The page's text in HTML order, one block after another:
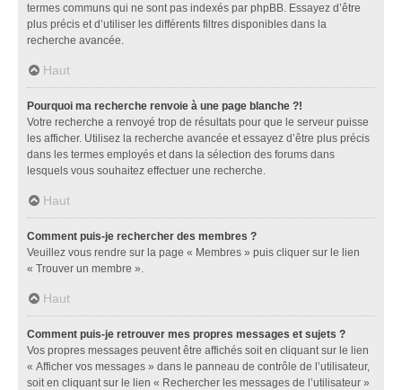
termes communs qui ne sont pas indexés par phpBB. Essayez d’être
plus précis et d’utiliser les différents filtres disponibles dans la
recherche avancée.
Haut
Pourquoi ma recherche renvoie à une page blanche ?!
Votre recherche a renvoyé trop de résultats pour que le serveur puisse
les afficher. Utilisez la recherche avancée et essayez d’être plus précis
dans les termes employés et dans la sélection des forums dans
lesquels vous souhaitez effectuer une recherche.
Haut
Comment puis-je rechercher des membres ?
Veuillez vous rendre sur la page « Membres » puis cliquer sur le lien
« Trouver un membre ».
Haut
Comment puis-je retrouver mes propres messages et sujets ?
Vos propres messages peuvent être affichés soit en cliquant sur le lien
« Afficher vos messages » dans le panneau de contrôle de l’utilisateur,
soit en cliquant sur le lien « Rechercher les messages de l’utilisateur »